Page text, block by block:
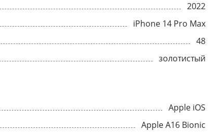
2022
iPhone 14 Pro Max
48
золотистый
Apple iOS
Apple A16 Bionic